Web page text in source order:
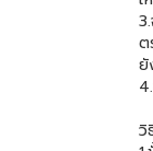
ต
ยั
วิ